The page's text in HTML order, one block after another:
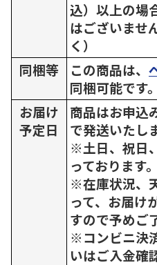
込）以上の場
はございませ
く）
同梱等
この商品は、
同梱可能です。
お届け
予定日
商品はお申込
で発送いたし
※土日、祝日
っております。
※在庫状況、
って、お届け
すので予めご
※コンビニ決
いはご入金確